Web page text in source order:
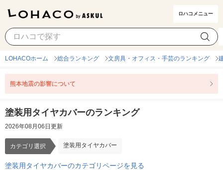
ロハコメニュー
塗装用タイヤカバー カテゴリ選択
LOHACOホーム 総合ランキング 文房具・オフィス・手芸のランキング
熊本地震の影響について
塗装用タイヤカバーのランキング
2026年08月06日更新
カテゴリ選択 塗装用タイヤカバー
塗装用タイヤカバーのカテゴリページを見る